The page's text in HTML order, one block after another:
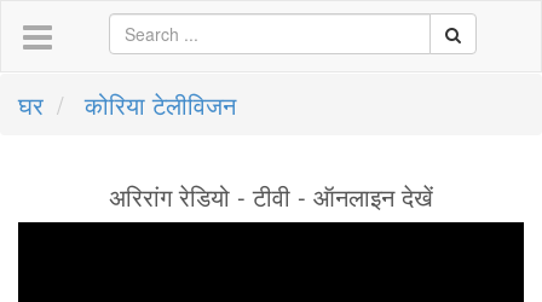
घर कोरिया टेलीविजन
अरिरांग रेडियो - टीवी - ऑनलाइन देखें